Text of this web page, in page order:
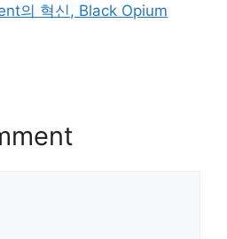
의 혁신, Black Opium